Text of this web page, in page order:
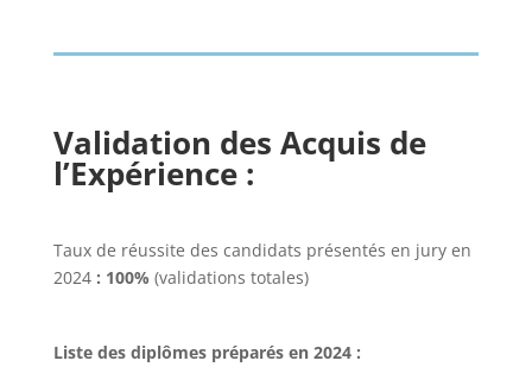
Validation des Acquis de
l’Expérience :
Taux de réussite des candidats présentés en jury en
2024 : 100% (validations totales)
Liste des diplômes préparés en 2024 :